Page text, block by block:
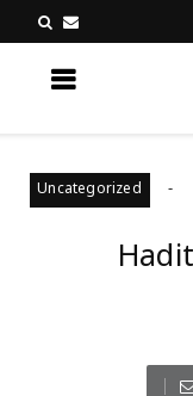
Uncategorized باہمی